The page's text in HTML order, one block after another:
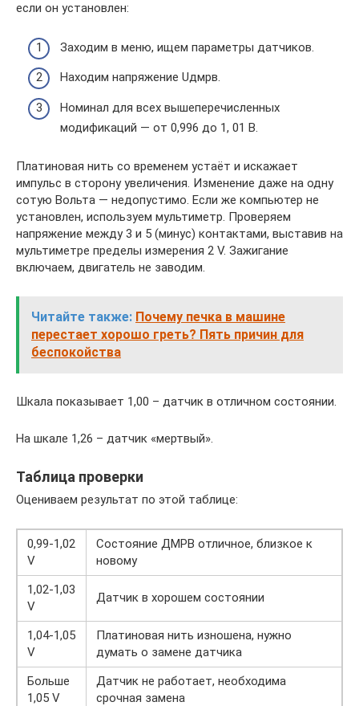
если он установлен:
Заходим в меню, ищем параметры датчиков.
Находим напряжение Uдмрв.
Номинал для всех вышеперечисленных
модификаций — от 0,996 до 1, 01 В.
Платиновая нить со временем устаёт и искажает
импульс в сторону увеличения. Изменение даже на одну
сотую Вольта — недопустимо. Если же компьютер не
установлен, используем мультиметр. Проверяем
напряжение между 3 и 5 (минус) контактами, выставив на
мультиметре пределы измерения 2 V. Зажигание
включаем, двигатель не заводим.
Читайте также: Почему печка в машине
перестает хорошо греть? Пять причин для
беспокойства
Шкала показывает 1,00 – датчик в отличном состоянии.
На шкале 1,26 – датчик «мертвый».
Таблица проверки
Оцениваем результат по этой таблице:
0,99-1,02
V
Состояние ДМРВ отличное, близкое к
новому
1,02-1,03
V
Датчик в хорошем состоянии
1,04-1,05
V
Платиновая нить изношена, нужно
думать о замене датчика
Больше
1,05 V
Датчик не работает, необходима
срочная замена